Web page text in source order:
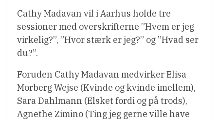
Cathy Madavan vil i Aarhus holde tre
sessioner med overskrifterne ”Hvem er jeg
virkelig?”, ”Hvor stærk er jeg?” og ”Hvad ser
du?”.
Foruden Cathy Madavan medvirker Elisa
Morberg Wejse (Kvinde og kvinde imellem),
Sara Dahlmann (Elsket fordi og på trods),
Agnethe Zimino (Ting jeg gerne ville have